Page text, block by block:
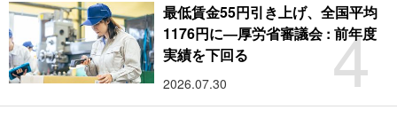
4
最低賃金55円引き上げ、全国平均
1176円に―厚労省審議会 : 前年度
実績を下回る
2026.07.30